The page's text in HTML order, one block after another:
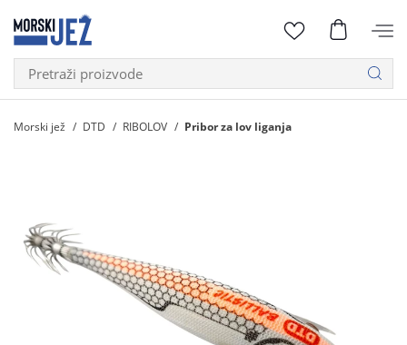
Morski jež DTD RIBOLOV Pribor za lov liganja